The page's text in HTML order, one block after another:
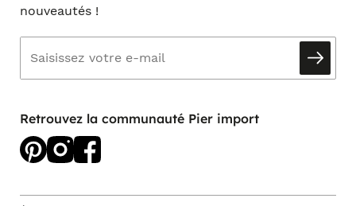
nouveautés !
Retrouvez la communauté Pier import